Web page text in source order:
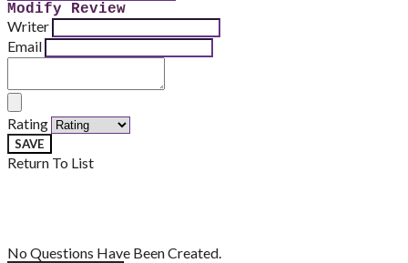
Modify Review
Writer
Email
Rating
SAVE
Return To List
No Questions Have Been Created.